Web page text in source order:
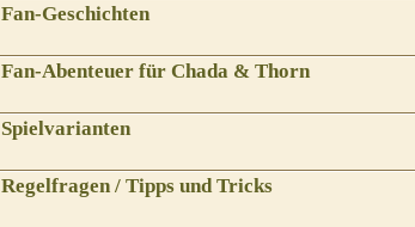
Fan-Geschichten
Fan-Abenteuer für Chada & Thorn
Spielvarianten
Regelfragen / Tipps und Tricks